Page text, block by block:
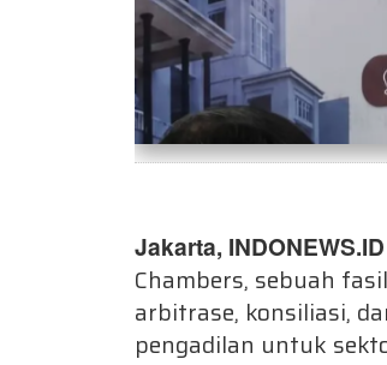
Jakarta, INDONEWS.ID
Chambers, sebuah
arbitrase, konsiliasi,
pengadilan untuk